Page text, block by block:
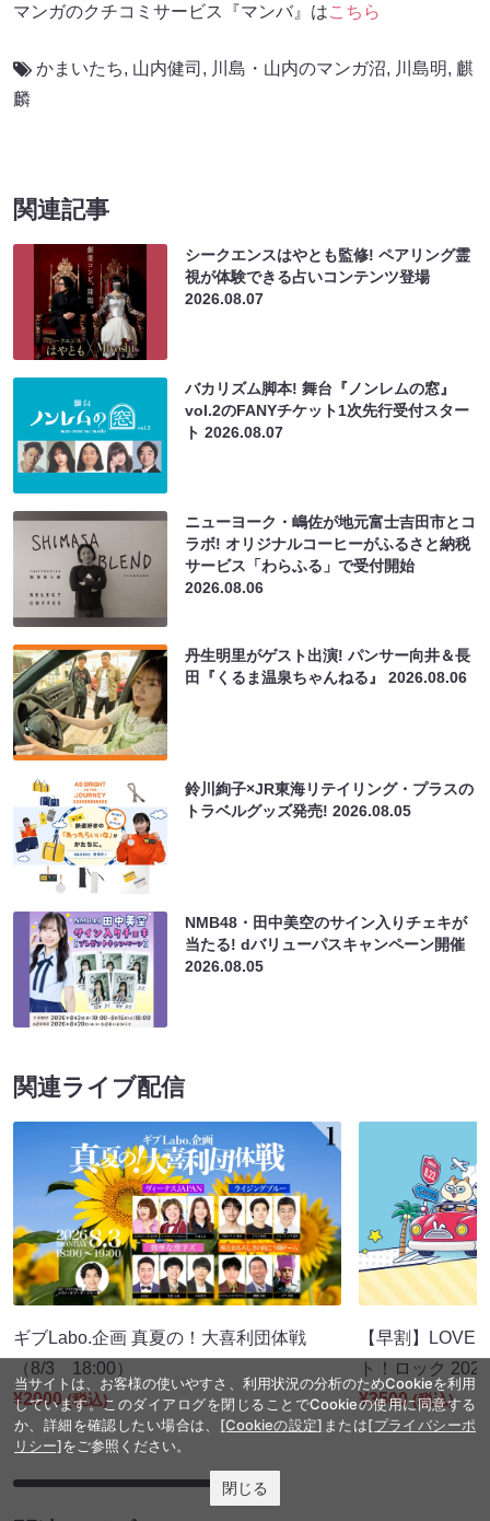
マンガのクチコミサービス『マンバ』はこちら
かまいたち, 山内健司 , 川島・山内のマンガ沼, 川島明, 麒
麟
関連記事
シークエンスはやとも監修! ペアリング霊
視が体験できる占いコンテンツ登場
2026.08.07
バカリズム脚本! 舞台『ノンレムの窓』
vol.2のFANYチケット1次先行受付スター
ト2026.08.07
ニューヨーク・嶋佐が地元富士吉田市とコ
ラボ! オリジナルコーヒーがふるさと納税
サービス「わらふる」で受付開始
2026.08.06
丹生明里がゲスト出演! パンサー向井＆長
田『くるま温泉ちゃんねる』2026.08.06
鈴川絢子×JR東海リテイリング・プラスの
トラベルグッズ発売!2026.08.05
NMB48・田中美空のサイン入りチェキが
当たる! dバリューパスキャンペーン開催
2026.08.05
関連ライブ配信
ギブLabo.企画 真夏の！大喜利団体戦
（8/3 18:00）
¥2000(税込)
【早割】LOVE
ト！ロック
¥3500(税込)
当サイトは、お客様の使いやすさ、利用状況の分析のためCookieを利用
しています。このダイアログを閉じることでCookieの使用に同意する
か、詳細を確認したい場合は、 [Cookieの設定] または[プライバシーポ
リシー]をご参照ください。
閉じる